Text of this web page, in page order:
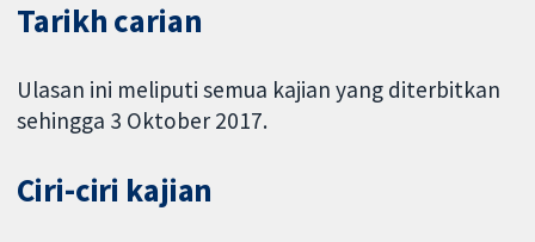
Tarikh carian
Ulasan ini meliputi semua kajian yang diterbitkan
sehingga 3 Oktober 2017.
Ciri-ciri kajian